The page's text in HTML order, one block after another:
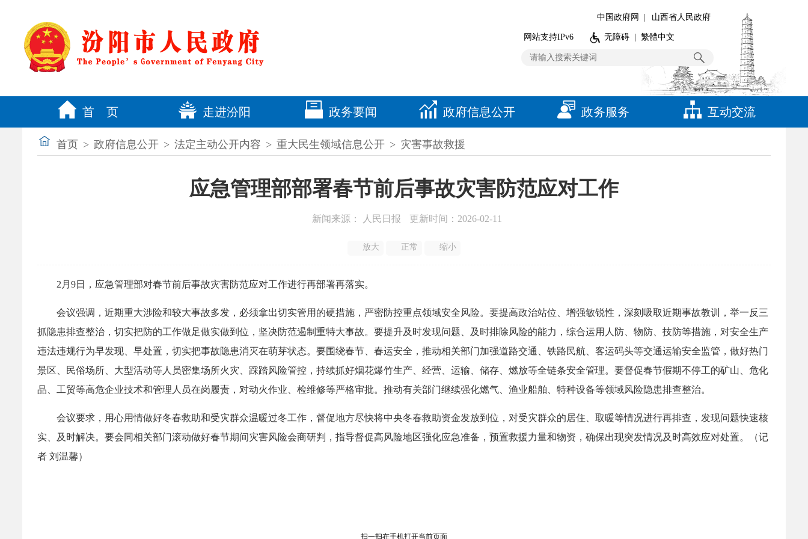
中国政府网 山西省人民政府
网站支持IPv6 无障碍 繁體中文
首 页 走进汾阳 政务要闻 政府信息公开 政务服务 互动交流
首页 > 政府信息公开 > 法定主动公开内容 > 重大民生领域信息公开 > 灾害事故救援
应急管理部部署春节前后事故灾害防范应对工作
新闻来源： 人民日报 更新时间：2026-02-11
放大 正常 缩小
2月9日，应急管理部对春节前后事故灾害防范应对工作进行再部署再落实。
会议强调，近期重大涉险和较大事故多发，必须拿出切实管用的硬措施，严密防控重点领域安全风险。要提高政治站位、增强敏锐性，深刻吸取近期事故教训，举一反三
抓隐患排查整治，切实把防的工作做足做实做到位，坚决防范遏制重特大事故。要提升及时发现问题、及时排除风险的能力，综合运用人防、物防、技防等措施，对安全生产
违法违规行为早发现、早处置，切实把事故隐患消灭在萌芽状态。要围绕春节、春运安全，推动相关部门加强道路交通、铁路民航、客运码头等交通运输安全监管，做好热门
景区、民俗场所、大型活动等人员密集场所火灾、踩踏风险管控，持续抓好烟花爆竹生产、经营、运输、储存、燃放等全链条安全管理。要督促春节假期不停工的矿山、危化
品、工贸等高危企业技术和管理人员在岗履责，对动火作业、检维修等严格审批。推动有关部门继续强化燃气、渔业船舶、特种设备等领域风险隐患排查整治。
会议要求，用心用情做好冬春救助和受灾群众温暖过冬工作，督促地方尽快将中央冬春救助资金发放到位，对受灾群众的居住、取暖等情况进行再排查，发现问题快速核
实、及时解决。要会同相关部门滚动做好春节期间灾害风险会商研判，指导督促高风险地区强化应急准备，预置救援力量和物资，确保出现突发情况及时高效应对处置。（记
者 刘温馨）
扫一扫在手机打开当前页面